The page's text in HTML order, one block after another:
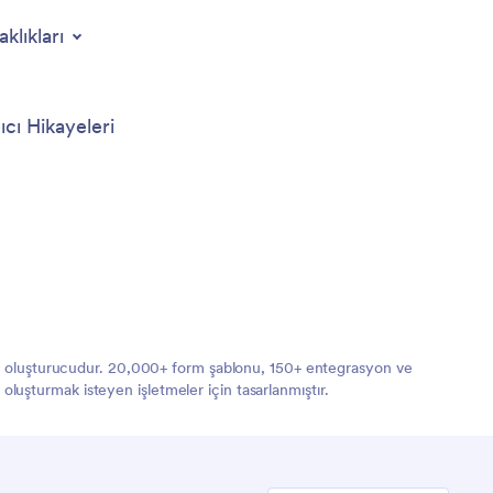
Hikayeleri
oluşturucudur. 20,000+ form şablonu, 150+ entegrasyon ve
isteyen işletmeler için tasarlanmıştır.